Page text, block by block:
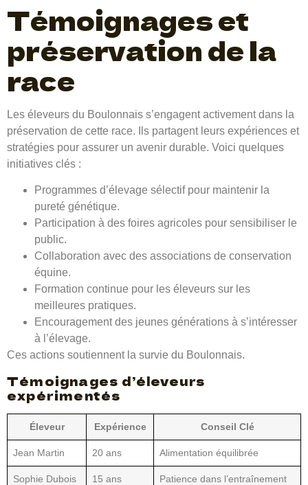
Témoignages et
préservation de la
race
Les éleveurs du Boulonnais s’engagent activement dans la
préservation de cette race. Ils partagent leurs expériences et
stratégies pour assurer un avenir durable. Voici quelques
initiatives clés :
Programmes d’élevage sélectif pour maintenir la
pureté génétique.
Participation à des foires agricoles pour sensibiliser le
public.
Collaboration avec des associations de conservation
équine.
Formation continue pour les éleveurs sur les
meilleures pratiques.
Encouragement des jeunes générations à s’intéresser
à l’élevage.
Ces actions soutiennent la survie du Boulonnais.
Témoignages d’éleveurs
expérimentés
Éleveur Expérience Conseil Clé
Jean Martin 20 ans Alimentation équilibrée
Sophie Dubois 15 ans Patience dans l’entraînement